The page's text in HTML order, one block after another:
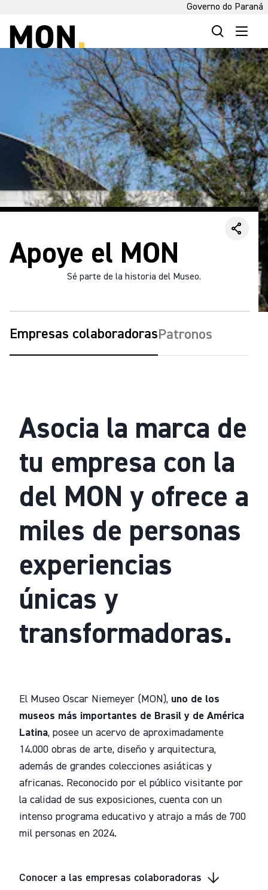
Governo do Paraná
Apoye el MON
Sé parte de la historia del Museo.
Empresas colaboradoras Patronos
Asocia la marca de
tu empresa con la
del MON y ofrece a
miles de personas
experiencias
únicas y
transformadoras.
El Museo Oscar Niemeyer (MON), uno de los
museos más importantes de Brasil y de América
Latina, posee un acervo de aproximadamente
14.000 obras de arte, diseño y arquitectura,
además de grandes colecciones asiáticas y
africanas. Reconocido por el público visitante por
la calidad de sus exposiciones, cuenta con un
intenso programa educativo y atrajo a más de 700
mil personas en 2024.
Conocer a las empresas colaboradoras